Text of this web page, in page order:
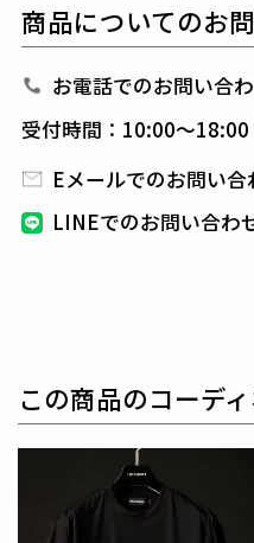
い圧倒的な完成度を誇り
デザインソースには“躍
ラグジュアリーの境界を
蓄熱性・軽量性・ストレ
度を外へ逃がす高い通気
表地には、撥水・軽量・
からレイヤー構造で取り
さらに、ダイヤキルト
に施された立体的な3D
ータースポーツを想起さ
商品についてのお
お電話でのお問い合
受付時間：10:00～18:00
Eメールでのお問い合
LINEでのお問い合わ
この商品のコーデ